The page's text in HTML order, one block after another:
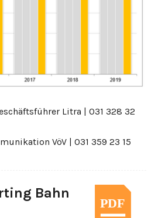
Litra | 031 328 32
VöV | 031 359 23 15
Bahn